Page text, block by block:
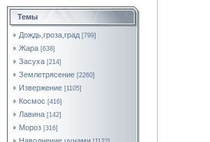
Темы
Дождь,гроза,град [799]
Жара [638]
Засуха [214]
Землетрясение [2260]
Извержение [1105]
Космос [416]
Лавина [142]
Мороз [316]